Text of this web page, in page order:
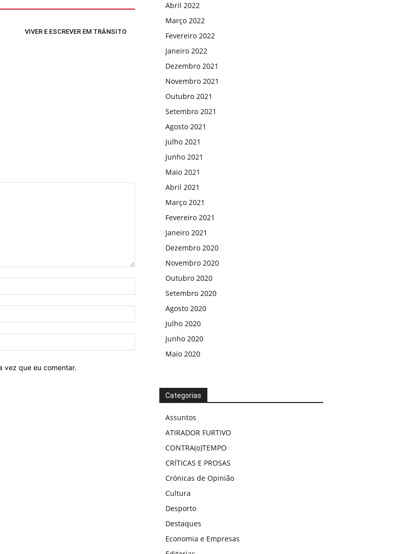
VIVER E ESCREVER EM TRÂNSITO
vez que eu comentar.
Abril 2022
Março 2022
Fevereiro 2022
Janeiro 2022
Dezembro 2021
Novembro 2021
Outubro 2021
Setembro 2021
Agosto 2021
Julho 2021
Junho 2021
Maio 2021
Abril 2021
Março 2021
Fevereiro 2021
Janeiro 2021
Dezembro 2020
Novembro 2020
Outubro 2020
Setembro 2020
Agosto 2020
Julho 2020
Junho 2020
Maio 2020
Categorias
Assuntos
ATIRADOR FURTIVO
CONTRA(o)TEMPO
CRÍTICAS E PROSAS
Crónicas de Opinião
Cultura
Desporto
Destaques
Economia e Empresas